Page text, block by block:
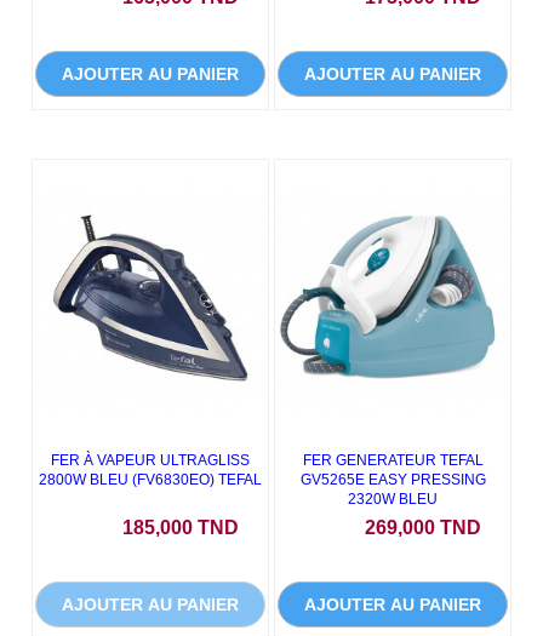
AJOUTER AU PANIER AJOUTER AU PANIER
FER À VAPEUR ULTRAGLISS
2800W BLEU (FV6830EO) TEFAL
185,000 TND
AJOUTER AU PANIER
FER GENERATEUR TEFAL
GV5265E EASY PRESSING
2320W BLEU
269,000 TND
AJOUTER AU PANIER